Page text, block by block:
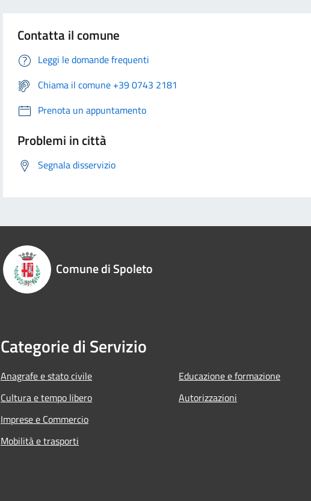
Contatta il comune
Leggi le domande frequenti
Chiama il comune +39 0743 2181
Prenota un appuntamento
Problemi in città
Segnala disservizio
Comune di Spoleto
Categorie di Servizio
Anagrafe e stato civile
Cultura e tempo libero
Imprese e Commercio
Mobilità e trasporti
Educazione e formazione
Autorizzazioni